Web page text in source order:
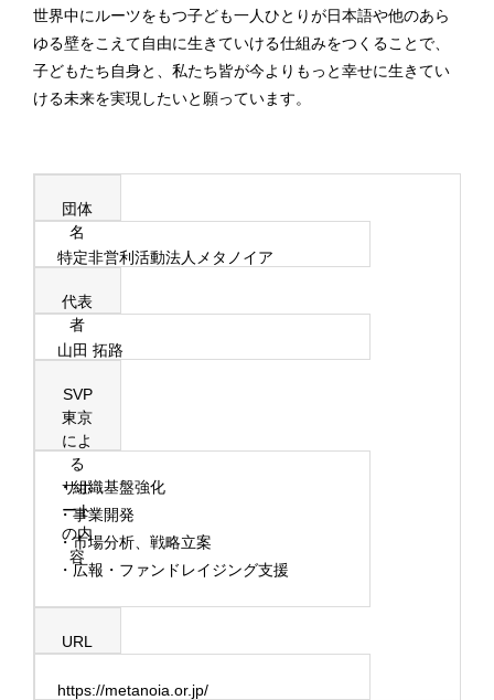
世界中にルーツをもつ子ども一人ひとりが日本語や他のあら
ゆる壁をこえて自由に生きていける仕組みをつくることで、
子どもたち自身と、私たち皆が今よりもっと幸せに生きてい
ける未来を実現したいと願っています。
団体
名
特定非営利活動法人メタノイア
代表
者
山田 拓路
SVP
東京
によ
る
サポ
ート
の内
容
・組織基盤強化
・事業開発
・市場分析、戦略立案
・広報・ファンドレイジング支援
URL
https://metanoia.or.jp/